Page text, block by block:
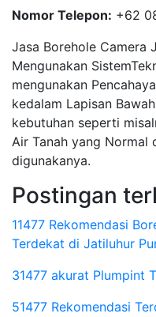
Nomor Telepon: +62
Jasa Borehole Camera
Mengunakan
mengunakan
kedalam Lapisan
kebutuhan seperti
Air Tanah yang Normal
digunakanya.
Postingan
11477 Rekomendasi
Terdekat di Jatiluhur
31477 akurat Plumpint
51477 Rekomendasi